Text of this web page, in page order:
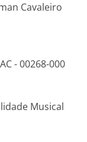
Cavaleiro
- 00268-000
Musical